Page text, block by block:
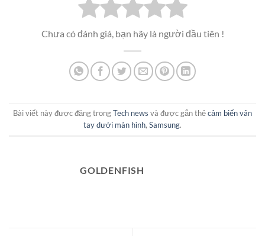
Chưa có đánh giá, bạn hãy là người đầu tiên !
Bài viết này được đăng trongTech news và được gắn thẻcảm biến vân
tay dưới màn hình, Samsung.
GOLDENFISH